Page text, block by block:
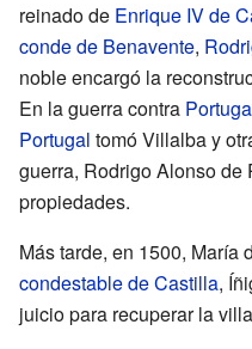
reinado de Enrique IV de
conde de Benavente,
noble encargó la
En la guerra contra
Portugal tomó Villalba y
guerra, Rodrigo Alonso de
propiedades.
Más tarde, en 1500, María
condestable de Castilla,
juicio para recuperar la